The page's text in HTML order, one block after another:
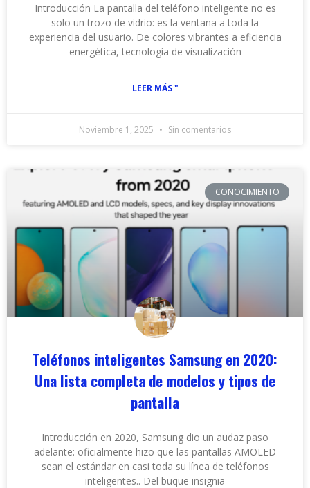
Introducción La pantalla del teléfono inteligente no es
solo un trozo de vidrio: es la ventana a toda la
experiencia del usuario. De colores vibrantes a eficiencia
energética, tecnología de visualización
LEER MÁS "
Noviembre 1, 2025 Sin comentarios
CONOCIMIENTO
Teléfonos inteligentes Samsung en 2020:
Una lista completa de modelos y tipos de
pantalla
Introducción en 2020, Samsung dio un audaz paso
adelante: oficialmente hizo que las pantallas AMOLED
sean el estándar en casi toda su línea de teléfonos
inteligentes.. Del buque insignia